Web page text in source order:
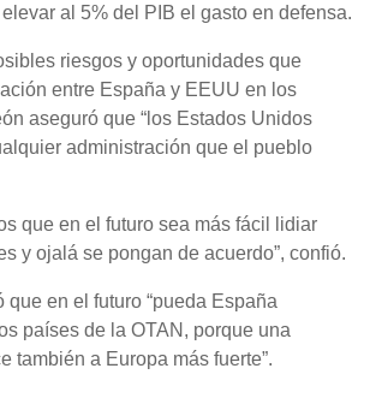
al 5% del PIB el gasto en defensa.
riesgos y oportunidades que
entre España y EEUU en los
aseguró que “los Estados Unidos
administración que el pueblo
que en el futuro sea más fácil lidiar
y ojalá se pongan de acuerdo”, confió.
que en el futuro “pueda España
países de la OTAN, porque una
también a Europa más fuerte”.